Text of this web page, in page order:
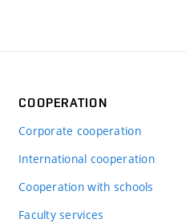
COOPERATION
Corporate cooperation
International cooperation
Cooperation with schools
Faculty services